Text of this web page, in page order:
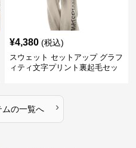
¥4,380 (税込)
スウェット セットアップ グラフ
ィティ文字プリント裏起毛セッ
ムの一覧へ ›